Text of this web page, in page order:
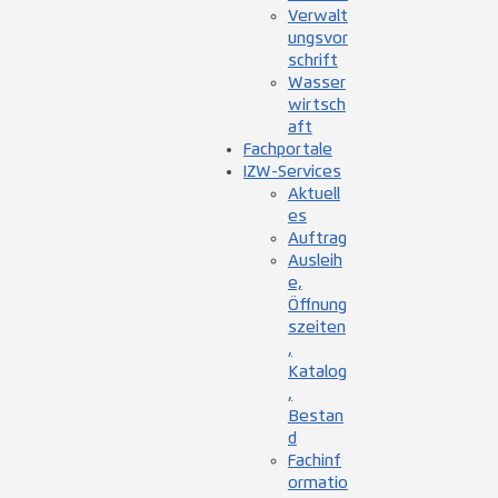
Verwalt
ungsvor
schrift
Wasser
wirtsch
aft
Fachportale
IZW-Services
Aktuell
es
Auftrag
Ausleih
e,
Öffnung
szeiten
,
Katalog
,
Bestan
d
Fachinf
ormatio